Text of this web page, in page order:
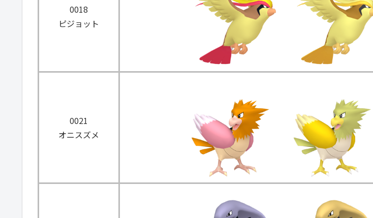
0018
ピジョット
0021
オニスズメ